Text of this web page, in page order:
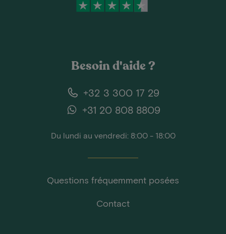
Besoin d'aide ?
+32 3 300 17 29
+31 20 808 8809
Du lundi au vendredi: 8:00 - 18:00
Questions fréquemment posées
Contact